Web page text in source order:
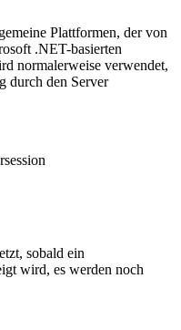
Plattformen, der von
.NET-basierten
normalerweise verwendet,
durch den Server
sobald ein
wird, es werden noch